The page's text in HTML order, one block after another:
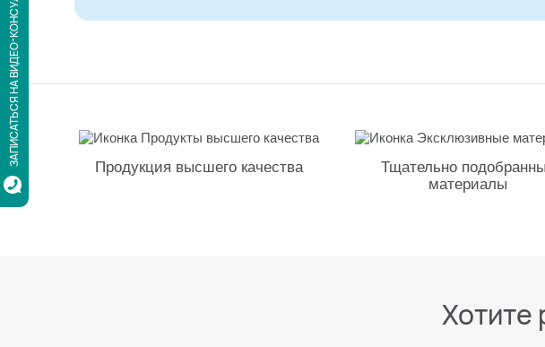
ЗАПИСАТЬСЯ НА ВИДЕО-КОНСУЛЬТАЦИЮ
Продукция высшего качества
Тщательно
материалы
Хотите